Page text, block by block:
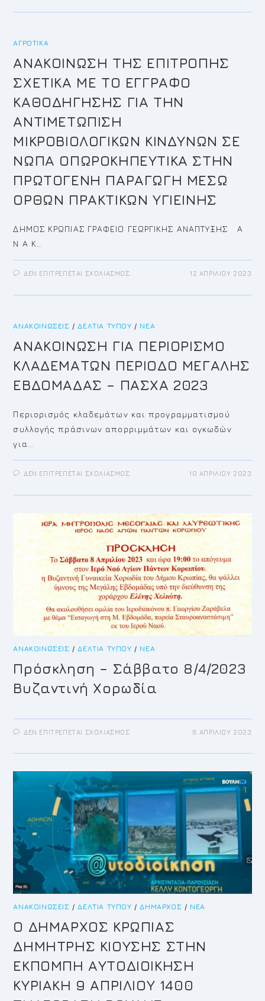
ΔΗΜΟΥ
ΑΓΡΟΤΙΚΆ
ΑΝΑΚΟΙΝΩΣΗ ΤΗΣ ΕΠΙΤΡΟΠΗΣ
ΣΧΕΤΙΚΑ ΜΕ ΤΟ ΕΓΓΡΑΦΟ
ΚΑΘΟΔΗΓΗΣΗΣ ΓΙΑ ΤΗΝ
ΑΝΤΙΜΕΤΩΠΙΣΗ
ΜΙΚΡΟΒΙΟΛΟΓΙΚΩΝ ΚΙΝΔΥΝΩΝ ΣΕ
ΝΩΠΑ ΟΠΩΡΟΚΗΠΕΥΤΙΚΑ ΣΤΗΝ
ΠΡΩΤΟΓΕΝΗ ΠΑΡΑΓΩΓΗ ΜΕΣΩ
ΟΡΘΩΝ ΠΡΑΚΤΙΚΩΝ ΥΓΙΕΙΝΗΣ
ΔΗΜΟΣ ΚΡΩΠΙΑΣ ΓΡΑΦΕΙΟ ΓΕΩΡΓΙΚΗΣ ΑΝΑΠΤΥΞΗΣ Α
Ν Α Κ…
ΔΕΝ ΕΠΙΤΡΈΠΕΤΑΙ ΣΧΟΛΙΑΣΜΌΣΣΤΟ
ΕΠΙΤΡΟΠΗΣ
ΕΓΓΡΑΦΟ
ΓΙΑ
ΤΗΝ
ΜΙΚΡΟΒΙΟΛΟΓΙΚΩΝ
ΚΙΝΔΥΝΩΝ
ΣΕ
ΝΩΠΑ
ΠΡΩΤΟΓΕΝΗ
ΠΑΡΑΓΩΓΗ
ΜΕΣΩ
ΟΡΘΩΝ
12 ΑΠΡΙΛΊΟΥ 2023
ΑΝΑΚΟΙΝΏΣΕΙΣ /ΔΕΛΤΊΑ ΤΎΠΟΥ / ΝΈΑ
ANAKOINΩΣΗ ΓΙΑ ΠΕΡΙΟΡΙΣΜΟ
ΚΛΑΔΕΜΑΤΩΝ ΠΕΡΙΟΔΟ ΜΕΓΑΛΗΣ
ΕΒΔΟΜΑΔΑΣ – ΠΑΣΧΑ 2023
Περιορισμός κλαδεμάτων και προγραμματισμού
συλλογής πράσινων απορριμμάτων και ογκωδών
για…
ΔΕΝ ΕΠΙΤΡΈΠΕΤΑΙ ΣΧΟΛΙΑΣΜΌΣΣΤΟ
ΠΕΡΙΟΡΙΣΜΟ
ΠΕΡΙΟΔΟ
ΜΕΓΑΛΗΣ
ΕΒΔΟΜΑΔΑΣ
–
ΠΑΣΧΑ
2023
10 ΑΠΡΙΛΊΟΥ 2023
ΑΝΑΚΟΙΝΏΣΕΙΣ /ΔΕΛΤΊΑ ΤΎΠΟΥ / ΝΈΑ
Πρόσκληση – Σάββατο 8/4/2023
Βυζαντινή Χορωδία
ΔΕΝ ΕΠΙΤΡΈΠΕΤΑΙ ΣΧΟΛΙΑΣΜΌΣΣΤΟ
ΣΆΒΒΑΤΟ
ΒΥΖΑΝΤΙΝΉ
8 ΑΠΡΙΛΊΟΥ 2023
ΑΝΑΚΟΙΝΏΣΕΙΣ /ΔΕΛΤΊΑ ΤΎΠΟΥ /ΔΉΜΑΡΧΟΣ / ΝΈΑ
Ο ΔΗΜΑΡΧΟΣ ΚΡΩΠΙΑΣ
ΔΗΜΗΤΡΗΣ ΚΙΟΥΣΗΣ ΣΤΗΝ
ΕΚΠΟΜΠΗ ΑΥΤΟΔΙΟΙΚΗΣΗ
ΚΥΡΙΑΚΗ 9 ΑΠΡΙΛΙΟΥ 1400